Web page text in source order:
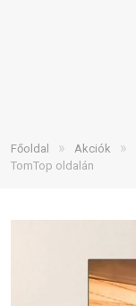
Főoldal » Akciók »
TomTop oldalán